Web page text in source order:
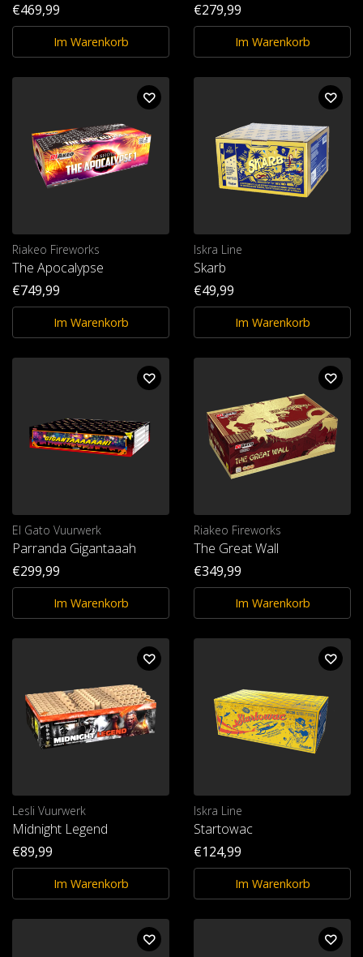
€469,99
Im Warenkorb
€279,99
Im Warenkorb
Riakeo Fireworks
The Apocalypse
€749,99
Im Warenkorb
Iskra Line
Skarb
€49,99
Im Warenkorb
El Gato Vuurwerk
Parranda Gigantaaah
€299,99
Im Warenkorb
Riakeo Fireworks
The Great Wall
€349,99
Im Warenkorb
Lesli Vuurwerk
Midnight Legend
€89,99
Im Warenkorb
Iskra Line
Startowac
€124,99
Im Warenkorb